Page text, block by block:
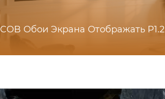
COB Обои Экрана Отображать P1.2